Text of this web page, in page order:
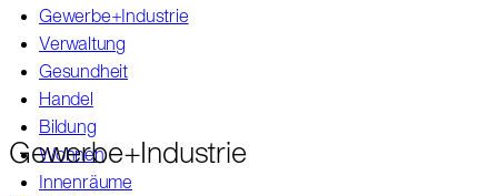
Gewerbe+Industrie
Verwaltung
Gesundheit
Handel
Bildung
Wohnen
Innenräume
Gewerbe+Industrie